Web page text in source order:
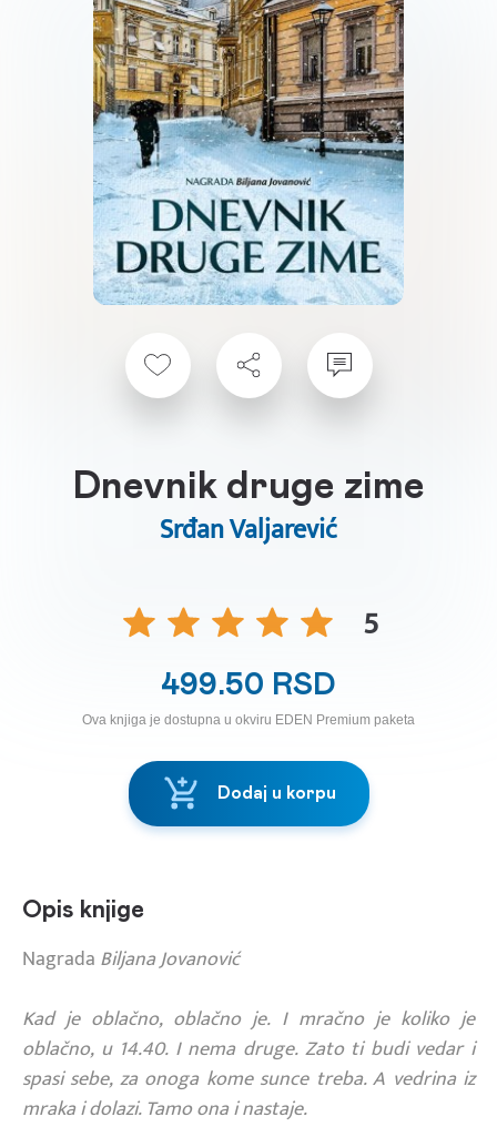
Dnevnik druge zime
Srđan Valjarević
5
499.50 RSD
Ova knjiga je dostupna u okviru EDEN Premium paketa
Dodaj u korpu
Opis knjige
Nagrada Biljana Jovanović
Kad je oblačno, oblačno je. I mračno je koliko je
oblačno, u 14.40. I nema druge. Zato ti budi vedar i
spasi sebe, za onoga kome sunce treba. A vedrina iz
mraka i dolazi. Tamo ona i nastaje.